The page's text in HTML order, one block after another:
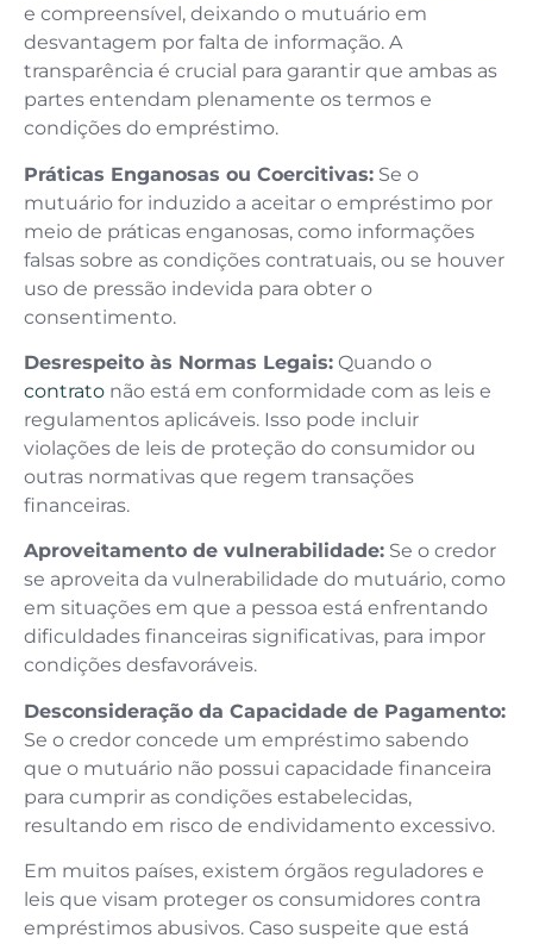
e compreensível, deixando o mutuário em
desvantagem por falta de informação. A
transparência é crucial para garantir que ambas as
partes entendam plenamente os termos e
condições do empréstimo.
Práticas Enganosas ou Coercitivas: Se o
mutuário for induzido a aceitar o empréstimo por
meio de práticas enganosas, como informações
falsas sobre as condições contratuais, ou se houver
uso de pressão indevida para obter o
consentimento.
Desrespeito às Normas Legais: Quando o
contrato não está em conformidade com as leis e
regulamentos aplicáveis. Isso pode incluir
violações de leis de proteção do consumidor ou
outras normativas que regem transações
financeiras.
Aproveitamento de vulnerabilidade: Se o credor
se aproveita da vulnerabilidade do mutuário, como
em situações em que a pessoa está enfrentando
dificuldades financeiras significativas, para impor
condições desfavoráveis.
Desconsideração da Capacidade de Pagamento:
Se o credor concede um empréstimo sabendo
que o mutuário não possui capacidade financeira
para cumprir as condições estabelecidas,
resultando em risco de endividamento excessivo.
Em muitos países, existem órgãos reguladores e
leis que visam proteger os consumidores contra
empréstimos abusivos. Caso suspeite que está